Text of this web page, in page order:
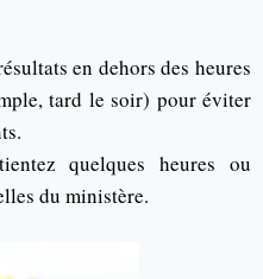
en dehors des heures
tard le soir) pour éviter
quelques heures ou
du ministère.